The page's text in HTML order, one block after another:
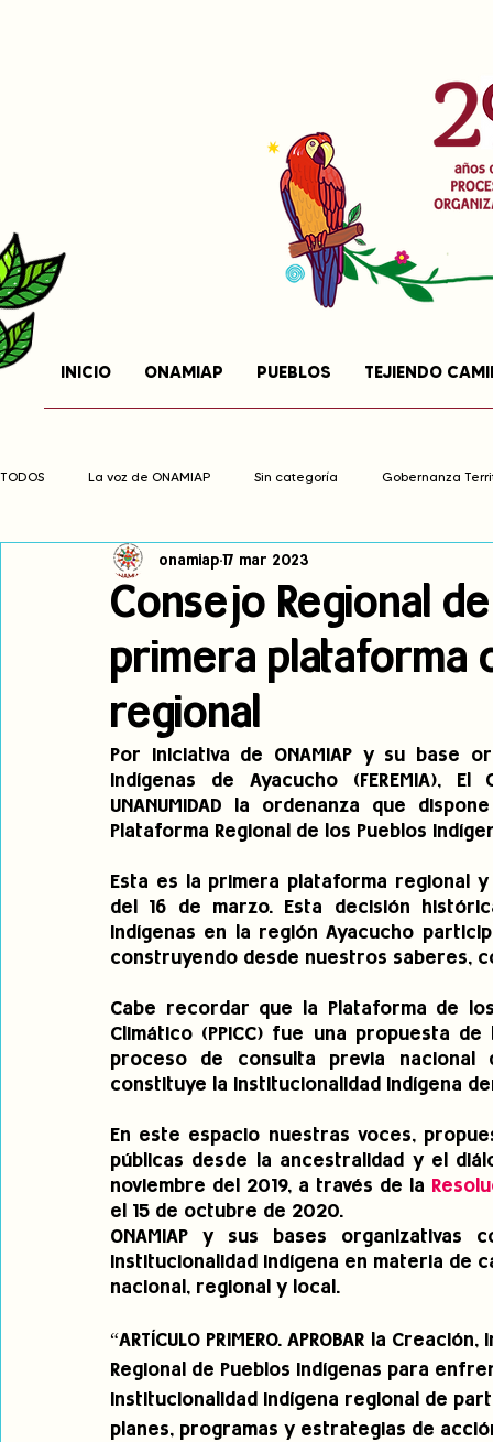
INICIO ONAMIAP PUEBLOS TEJIENDO
TODOS La voz de ONAMIAP Sin categoría Gobernanza
Cambio climático Navegador indígena
Pronunciamientos Observatorio de consulta previa
jóvenes indígenas
Consejo Regional
primera plataforma
regional
onamiap 17 mar 2023
Por iniciativa de ONAMIAP y su base
Indígenas de Ayacucho (FEREMIA),
UNANUMIDAD la ordenanza que
Plataforma Regional de los Pueblos
Esta es la primera plataforma regional
del 16 de marzo. Esta decisión
indígenas en la región Ayacucho
construyendo desde nuestros saberes,
Cabe recordar que la Plataforma de
Climático (PPICC) fue una propuesta
proceso de consulta previa
constituye la institucionalidad indígena
En este espacio nuestras voces,
públicas desde la ancestralidad y el
noviembre del 2019, a través de la
el 15 de octubre de 2020.
ONAMIAP y sus bases organizativas
institucionalidad indígena en materia de
nacional, regional y local.
“ARTÍCULO PRIMERO. APROBAR la
Regional de Pueblos Indígenas para
institucionalidad indígena regional de
planes, programas y estrategias de